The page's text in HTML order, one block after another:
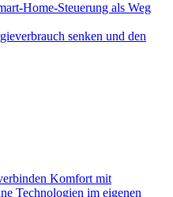
Home-Steuerung als Weg
senken und den
Komfort mit
Technologien im eigenen